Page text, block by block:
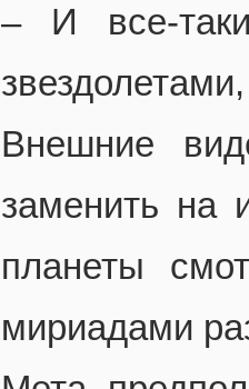
– И все-
Внешние
заменить на
планеты
мириадами